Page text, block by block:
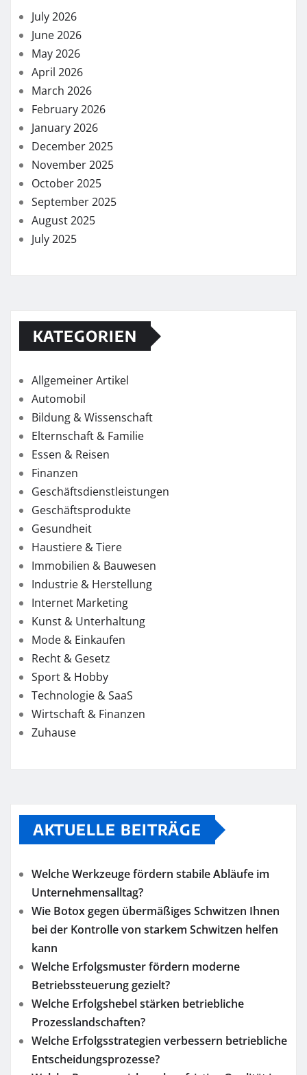
July 2026
June 2026
May 2026
April 2026
March 2026
February 2026
January 2026
December 2025
November 2025
October 2025
September 2025
August 2025
July 2025
KATEGORIEN
Allgemeiner Artikel
Automobil
Bildung & Wissenschaft
Elternschaft & Familie
Essen & Reisen
Finanzen
Geschäftsdienstleistungen
Geschäftsprodukte
Gesundheit
Haustiere & Tiere
Immobilien & Bauwesen
Industrie & Herstellung
Internet Marketing
Kunst & Unterhaltung
Mode & Einkaufen
Recht & Gesetz
Sport & Hobby
Technologie & SaaS
Wirtschaft & Finanzen
Zuhause
AKTUELLE BEITRÄGE
Welche Werkzeuge fördern stabile Abläufe im
Unternehmensalltag?
Wie Botox gegen übermäßiges Schwitzen Ihnen
bei der Kontrolle von starkem Schwitzen helfen
kann
Welche Erfolgsmuster fördern moderne
Betriebssteuerung gezielt?
Welche Erfolgshebel stärken betriebliche
Prozesslandschaften?
Welche Erfolgsstrategien verbessern betriebliche
Entscheidungsprozesse?